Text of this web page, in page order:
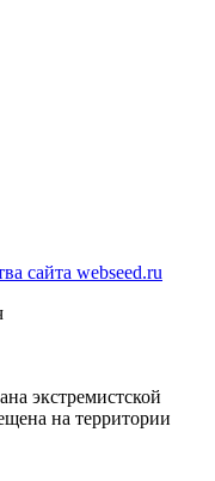
экстремистской
на территории